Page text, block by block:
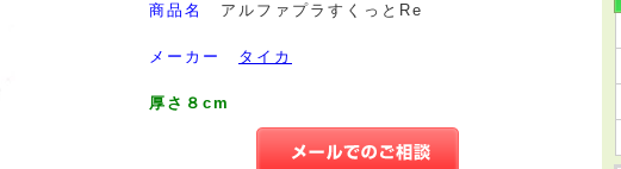
商品名 アルファプラすくっとRe
メーカー タイカ
厚さ８cm